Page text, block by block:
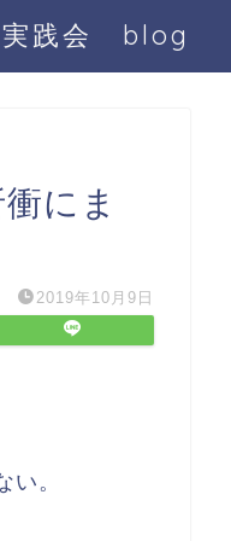
実践会 blog
にま
2019年10月9日
い。